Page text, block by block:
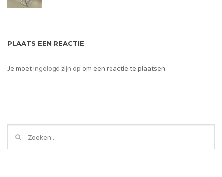
PLAATS EEN REACTIE
Je moetingelogd zijn op om een reactie te plaatsen.